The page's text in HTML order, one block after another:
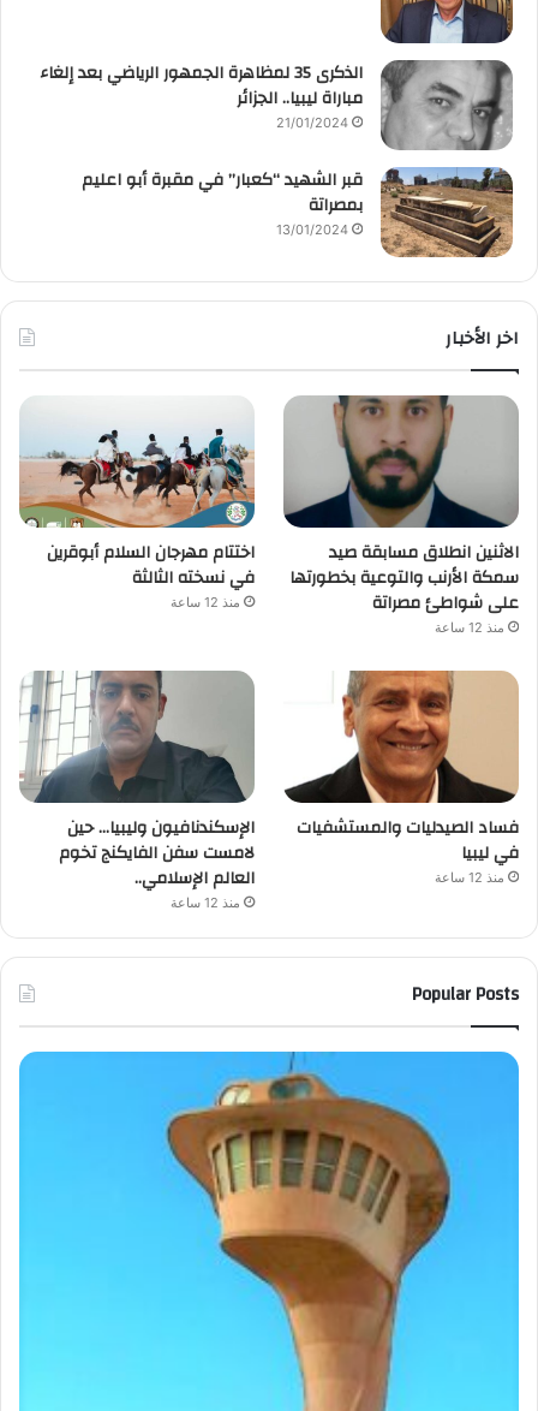
الذكرى 35 لمظاهرة الجمهور الرياضي بعد إلغاء
مباراة ليبيا.. الجزائر
21/01/2024
قبر الشهيد “كعبار” في مقبرة أبو اعليم
بمصراتة
13/01/2024
اخر الأخبار
الاثنين انطلاق مسابقة صيد
سمكة الأرنب والتوعية بخطورتها
على شواطئ مصراتة
منذ 12 ساعة
اختتام مهرجان السلام أبوقرين
في نسخته الثالثة
منذ 12 ساعة
فساد الصيدليات والمستشفيات
في ليبيا
منذ 12 ساعة
الإسكندنافيون وليبيا… حين
لامست سفن الفايكنج تخوم
العالم الإسلامي..
منذ 12 ساعة
Popular Posts